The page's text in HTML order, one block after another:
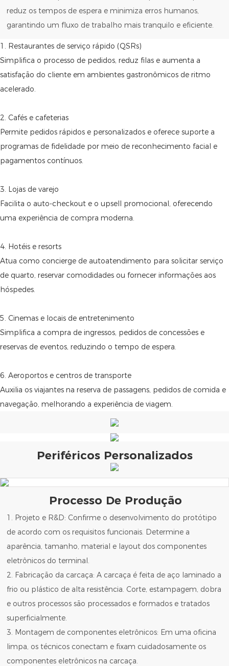
reduz os tempos de espera e minimiza erros humanos,
garantindo um fluxo de trabalho mais tranquilo e eficiente.
1. Restaurantes de serviço rápido (QSRs)
Simplifica o processo de pedidos, reduz filas e aumenta a
satisfação do cliente em ambientes gastronômicos de ritmo
acelerado.
2. Cafés e cafeterias
Permite pedidos rápidos e personalizados e oferece suporte a
programas de fidelidade por meio de reconhecimento facial e
pagamentos contínuos.
3. Lojas de varejo
Facilita o auto-checkout e o upsell promocional, oferecendo
uma experiência de compra moderna.
4. Hotéis e resorts
Atua como concierge de autoatendimento para solicitar serviço
de quarto, reservar comodidades ou fornecer informações aos
hóspedes.
5. Cinemas e locais de entretenimento
Simplifica a compra de ingressos, pedidos de concessões e
reservas de eventos, reduzindo o tempo de espera.
6. Aeroportos e centros de transporte
Auxilia os viajantes na reserva de passagens, pedidos de comida e
navegação, melhorando a experiência de viagem.
Periféricos Personalizados
Processo De Produção
1. Projeto e R&D: Confirme o desenvolvimento do protótipo
de acordo com os requisitos funcionais. Determine a
aparência, tamanho, material e layout dos componentes
eletrônicos do terminal.
2. Fabricação da carcaça: A carcaça é feita de aço laminado a
frio ou plástico de alta resistência. Corte, estampagem, dobra
e outros processos são processados ​​e formados e tratados
superficialmente.
3. Montagem de componentes eletrônicos: Em uma oficina
limpa, os técnicos conectam e fixam cuidadosamente os
componentes eletrônicos na carcaça.